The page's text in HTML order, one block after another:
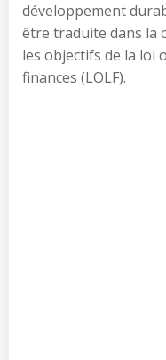
développement
être traduite dans la
les objectifs de la loi
finances (LOLF).